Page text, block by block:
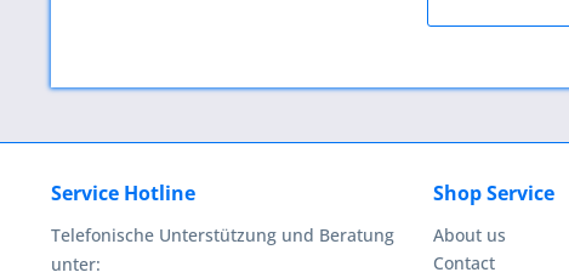
Service Hotline
Telefonische Unterstützung und Beratung
unter:
Shop Service
About us
Contact